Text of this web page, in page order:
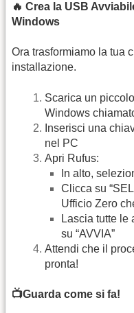
🔥 Crea la USB
Windows
Ora trasformiamo la tua
installazione.
Scarica un
Windows
Inserisci una
nel PC
Apri Rufus:
In alto,
Clicca su
Ufficio Zero
Lascia tutte le
su “AVVIA”
Attendi che il
pronta!
📺Guarda come si fa!